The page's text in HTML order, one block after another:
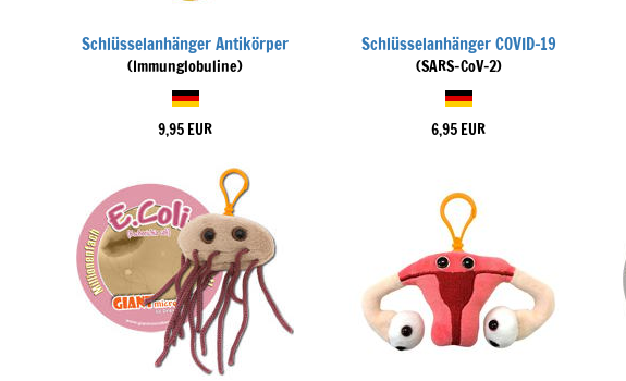
Schlüsselanhänger Antikörper
(Immunglobuline)
9,95 EUR
Schlüsselanhänger COVID-19
(SARS-CoV-2)
6,95 EUR